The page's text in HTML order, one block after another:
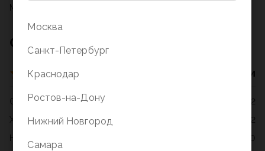
M-7900-70
Отзывы о товаре
4 оценки
Отлично
2
Хорошо
2
Нормально
0
Москва
Санкт-Петербург
Краснодар
Ростов-на-Дону
Нижний Новгород
Самара